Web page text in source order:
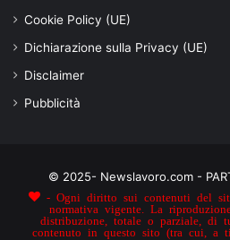
Cookie Policy (UE)
Dichiarazione sulla Privacy (UE)
Disclaimer
Pubblicità
© 2025- Newslavoro.com -
- Ogni diritto sui contenuti del
normativa vigente. La
distribuzione, totale o parziale, di
contenuto in questo sito (tra cui, a